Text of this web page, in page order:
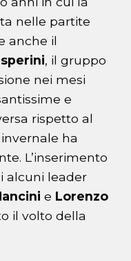
nelle partite
anche il
, il gruppo
nei mesi
e
rispetto al
ha
L’inserimento
alcuni leader
e Lorenzo
il volto della